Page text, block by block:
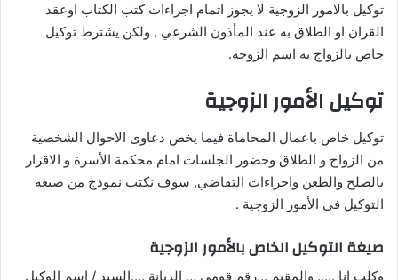
توكيل بالامور الزوجية لا يجوز اتمام اجراءات كتب الكتاب اوعقد
القران او الطلاق به عند المأذون الشرعي , ولكن يشترط توكيل
خاص بالزواج به اسم الزوجة.
توكيل الأمور الزوجية
توكيل خاص باعمال المحاماة فيما يخص دعاوى الاحوال الشخصية
من الزواج و الطلاق وحضور الجلسات امام محكمة الأسرة و الاقرار
بالصلح والطعن واجراءات التقاضي, سوف نكتب نموذج من صيغة
التوكيل في الأمور الزوجية .
صيغة التوكيل الخاص بالأمور الزوجية
وكلت انا ….. والمقيم …رقم قومي … الديانة ….السيد / اسم الوكيل